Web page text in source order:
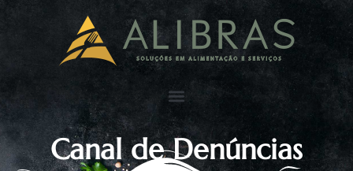
Canal de Denúncias